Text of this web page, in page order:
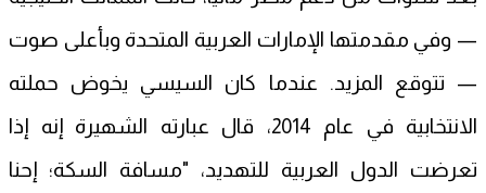
— وفي مقدمتها الإمارات العربية المتحدة وبأعلى صوت
— تتوقع المزيد. عندما كان السيسي يخوض حملته
الانتخابية في عام 2014، قال عبارته الشهيرة إنه إذا
تعرضت الدول العربية للتهديد، "مسافة السكة؛ إحنا